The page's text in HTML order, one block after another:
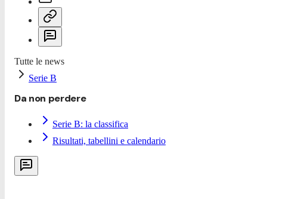
Tutte le news
Serie B
Da non perdere
Serie B: la classifica
Risultati, tabellini e calendario